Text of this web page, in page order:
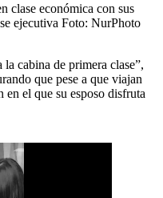
clase económica con sus
ejecutiva Foto: NurPhoto
la cabina de primera clase”,
que pese a que viajan
en el que su esposo disfruta